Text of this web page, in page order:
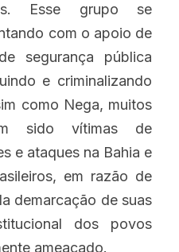
Esse grupo se
com o apoio de
segurança pública
e criminalizando
como Nega, muitos
sido vítimas de
e ataques na Bahia e
em razão de
demarcação de suas
dos povos
ameaçado.